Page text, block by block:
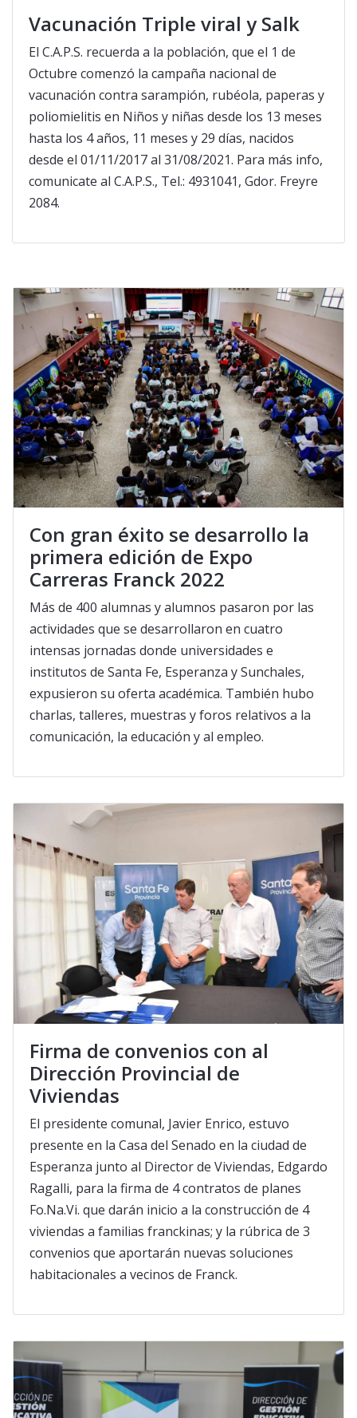
Vacunación Triple viral y Salk
El C.A.P.S. recuerda a la población, que el 1 de
Octubre comenzó la campaña nacional de
vacunación contra sarampión, rubéola, paperas y
poliomielitis en Niños y niñas desde los 13 meses
hasta los 4 años, 11 meses y 29 días, nacidos
desde el 01/11/2017 al 31/08/2021. Para más info,
comunicate al C.A.P.S., Tel.: 4931041, Gdor. Freyre
2084.
Con gran éxito se desarrollo la
primera edición de Expo
Carreras Franck 2022
Más de 400 alumnas y alumnos pasaron por las
actividades que se desarrollaron en cuatro
intensas jornadas donde universidades e
institutos de Santa Fe, Esperanza y Sunchales,
expusieron su oferta académica. También hubo
charlas, talleres, muestras y foros relativos a la
comunicación, la educación y al empleo.
Firma de convenios con al
Dirección Provincial de
Viviendas
El presidente comunal, Javier Enrico, estuvo
presente en la Casa del Senado en la ciudad de
Esperanza junto al Director de Viviendas, Edgardo
Ragalli, para la firma de 4 contratos de planes
Fo.Na.Vi. que darán inicio a la construcción de 4
viviendas a familias franckinas; y la rúbrica de 3
convenios que aportarán nuevas soluciones
habitacionales a vecinos de Franck.